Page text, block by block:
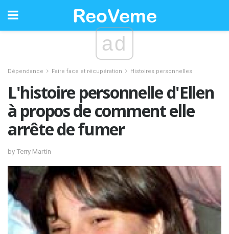
ad
Dépendance Faire face et récupération Histoires personnelles
L'histoire personnelle d'Ellen
à propos de comment elle
arrête de fumer
by Terry Martin